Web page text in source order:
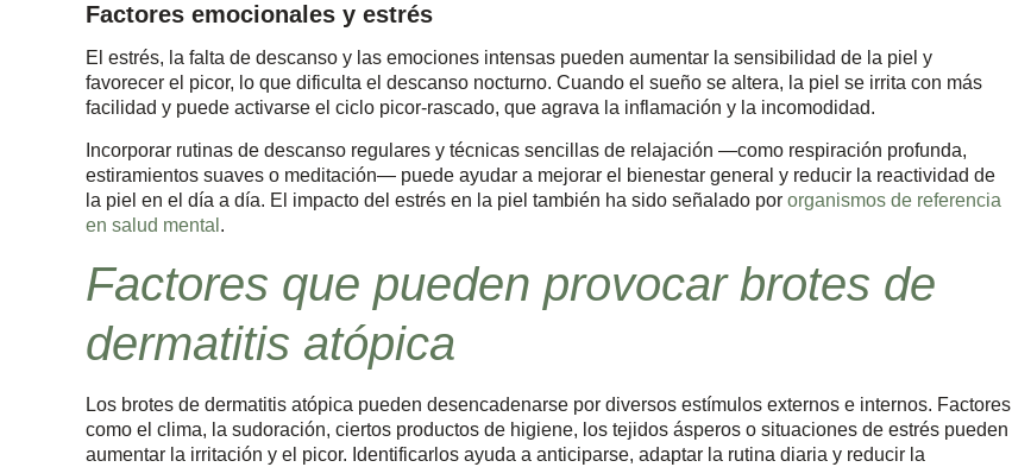
Factores emocionales y estrés
El estrés, la falta de descanso y las emociones intensas pueden aumentar la sensibilidad de la piel y
favorecer el picor, lo que dificulta el descanso nocturno. Cuando el sueño se altera, la piel se irrita con más
facilidad y puede activarse el ciclo picor-rascado, que agrava la inflamación y la incomodidad.
Incorporar rutinas de descanso regulares y técnicas sencillas de relajación —como respiración profunda,
estiramientos suaves o meditación— puede ayudar a mejorar el bienestar general y reducir la reactividad de
la piel en el día a día. El impacto del estrés en la piel también ha sido señalado por organismos de referencia
en salud mental .
Factores que pueden provocar brotes de
dermatitis atópica
Los brotes de dermatitis atópica pueden desencadenarse por diversos estímulos externos e internos. Factores
como el clima, la sudoración, ciertos productos de higiene, los tejidos ásperos o situaciones de estrés pueden
aumentar la irritación y el picor. Identificarlos ayuda a anticiparse, adaptar la rutina diaria y reducir la